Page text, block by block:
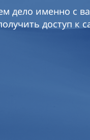
дело именно с
доступ к